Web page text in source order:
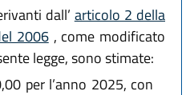
dall’ articolo 2 della
2006, come modificato
legge, sono stimate:
per l’anno 2025, con